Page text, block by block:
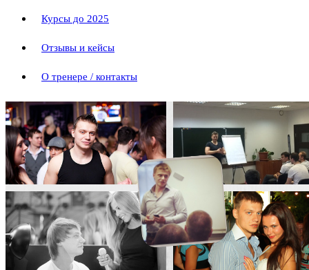
Курсы до 2025
Отзывы и кейсы
О тренере / контакты